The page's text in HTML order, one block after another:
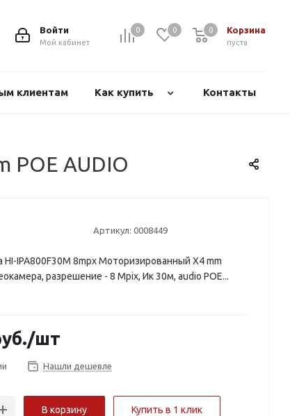
0 0 Корзина
пуста
0
Войти
Мой кабинет
клиентам Как купить Контакты
POE AUDIO
Артикул: 0008449
IPA800F30M 8mpx Mоторизированный X4 mm
разрешение - 8 Mpix, Ик 30м, audio POE...
/шт
Нашли дешевле
В корзину Купить в 1 клик